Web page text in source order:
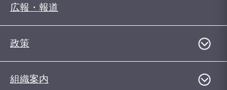
広報・報道
政策
組織案内